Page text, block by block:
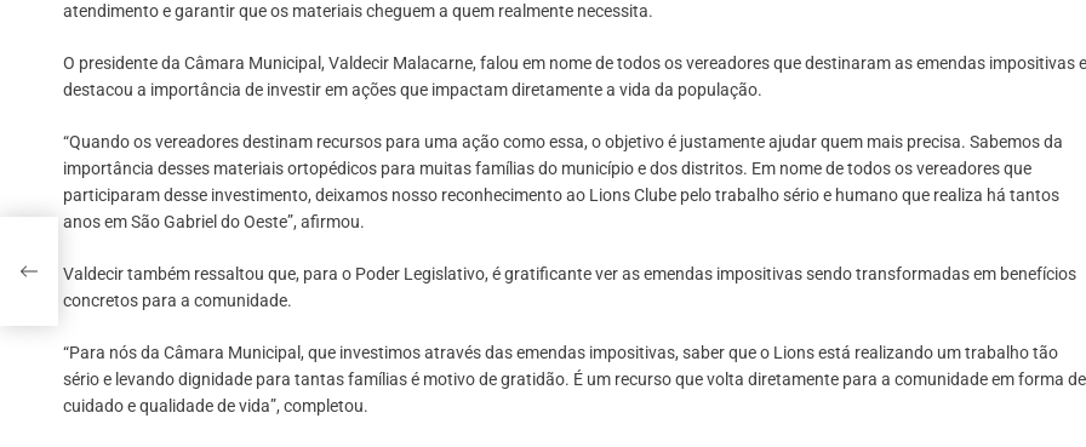
atendimento e garantir que os materiais cheguem a quem realmente necessita.
O presidente da Câmara Municipal, Valdecir Malacarne, falou em nome de todos os vereadores que destinaram as emendas impositivas e
destacou a importância de investir em ações que impactam diretamente a vida da população.
“Quando os vereadores destinam recursos para uma ação como essa, o objetivo é justamente ajudar quem mais precisa. Sabemos da
importância desses materiais ortopédicos para muitas famílias do município e dos distritos. Em nome de todos os vereadores que
participaram desse investimento, deixamos nosso reconhecimento ao Lions Clube pelo trabalho sério e humano que realiza há tantos
anos em São Gabriel do Oeste”, afirmou.
Valdecir também ressaltou que, para o Poder Legislativo, é gratificante ver as emendas impositivas sendo transformadas em benefícios
concretos para a comunidade.
“Para nós da Câmara Municipal, que investimos através das emendas impositivas, saber que o Lions está realizando um trabalho tão
sério e levando dignidade para tantas famílias é motivo de gratidão. É um recurso que volta diretamente para a comunidade em forma de
cuidado e qualidade de vida”, completou.